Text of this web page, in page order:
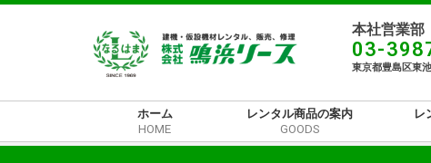
本社営業部​
03-
東京都豊島区東
ホーム
HOME
レンタル商品の案内
GOODS
レ